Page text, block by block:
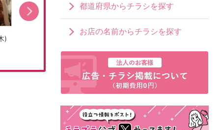
) 売出し期間:7/31(金)〜8/16(日)
都道府県からチラシを探す
お店の名前からチラシを探す